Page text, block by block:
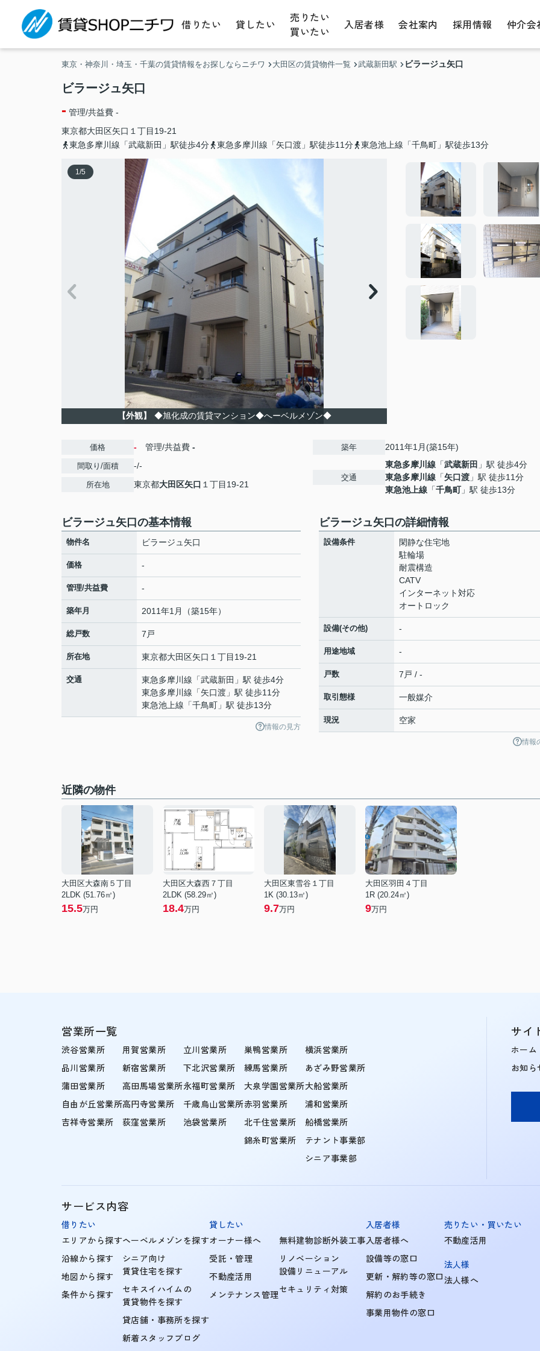
借りたい 貸したい
売りたい
買いたい
入居者様 会社案内 採用情報 仲介会
東京・神奈川・埼玉・千葉の賃貸情報をお探しならニチワ 大田区の賃貸物件一覧 武蔵新田駅 ビラージュ矢口
ビラージュ矢口
- 管理/共益費 -
東京都大田区矢口 １丁目19-21
東急多摩川線「武蔵新田」駅徒歩4分
東急多摩川線「矢口渡」駅徒歩11分 東急池上線「千鳥町」駅徒歩13分
1/5
【外観】 ◆旭化成の賃貸マンション◆へーベルメゾン◆
価格 - 管理/共益費 -
間取り/面積 -/-
所在地 東京都大田区矢口 １丁目19-21
築年 2011年1月(築15年)
交通
東急多摩川線 「武蔵新田 」駅 徒歩4分
東急多摩川線 「矢口渡 」駅 徒歩11分
東急池上線 「千鳥町」駅 徒歩13分
ビラージュ矢口の基本情報
物件名 ビラージュ矢口
価格 -
管理/共益費 -
築年月 2011年1月（築15年）
総戸数 7戸
所在地 東京都大田区矢口 １丁目19-21
交通 東急多摩川線 「武蔵新田 」駅 徒歩4分
東急多摩川線 「矢口渡 」駅 徒歩11分
東急池上線 「千鳥町 」駅 徒歩13分
情報の見方
ビラージュ矢口の詳細情報
設備条件
閑静な住宅地
駐輪場
耐震構造
CATV
インターネット対応
オートロック
設備(その他) -
用途地域 -
戸数 7戸 / -
取引態様 一般媒介
現況 空家
情報
近隣の物件
大田区大森南５丁目
2LDK (51.76㎡)
15.5万円
大田区大森西７丁目
2LDK (58.29㎡)
18.4万円
大田区東雪谷１丁目
1K (30.13㎡)
9.7万円
大田区羽田４丁目
1R (20.24㎡)
9万円
営業所一覧
渋谷営業所
品川営業所
蒲田営業所
自由が丘営業所
吉祥寺営業所
用賀営業所
新宿営業所
高田馬場営業所
高円寺営業所
荻窪営業所
立川営業所
下北沢営業所
永福町営業所
千歳烏山営業所
池袋営業所
巣鴨営業所
練馬営業所
大泉学園営業所
赤羽営業所
北千住営業所
錦糸町営業所
横浜営業所
あざみ野営業所
大船営業所
浦和営業所
船橋営業所
テナント事業部
シニア事業部
サイ
ホーム
お知ら
サービス内容
借りたい
エリアから探す
沿線から探す
地図から探す
条件から探す
ヘーベルメゾンを探す
シニア向け
賃貸住宅を探す
セキスイハイムの
賃貸物件を探す
貸店舗・事務所を探す
新着スタッフブログ
貸したい
オーナー様へ
受託・管理
不動産活用
メンテナンス管理
無料建物診断外装工事
リノベーション
設備リニューアル
セキュリティ対策
入居者様
入居者様へ
設備等の窓口
更新・解約等の窓口
解約のお手続き
事業用物件の窓口
売りたい・買いたい
不動産活用
法人様
法人様へ